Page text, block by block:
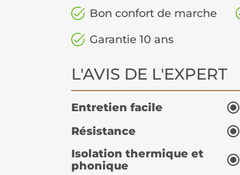
Bon confort de marche
Garantie 10 ans
L'AVIS DE L'EXPERT
Entretien facile 
Résistance 
Isolation thermique et
phonique
